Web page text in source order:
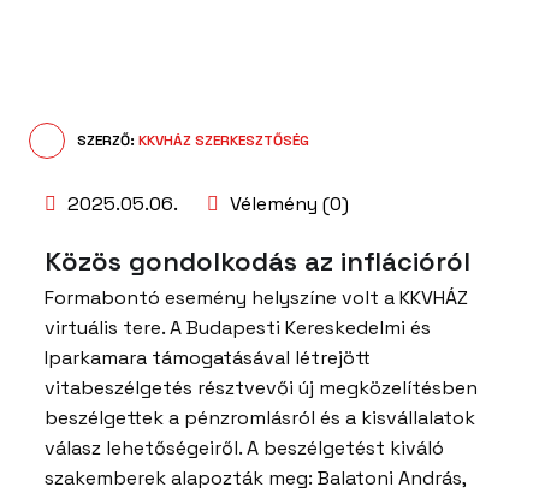
SZERZŐ: KKVHÁZ SZERKESZTŐSÉG
2025.05.06. Vélemény (0)
Közös gondolkodás az inflációról
Formabontó esemény helyszíne volt a KKVHÁZ
virtuális tere. A Budapesti Kereskedelmi és
Iparkamara támogatásával létrejött
vitabeszélgetés résztvevői új megközelítésben
beszélgettek a pénzromlásról és a kisvállalatok
válasz lehetőségeiről. A beszélgetést kiváló
szakemberek alapozták meg: Balatoni András,